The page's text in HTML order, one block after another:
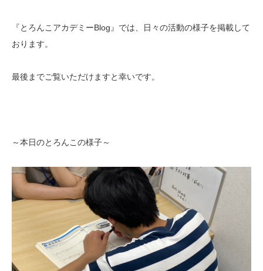
『とろんこアカデミーBlog』では、日々の活動の様子を掲載して
おります。
最後までご覧いただけますと幸いです。
～本日のとろんこの様子～